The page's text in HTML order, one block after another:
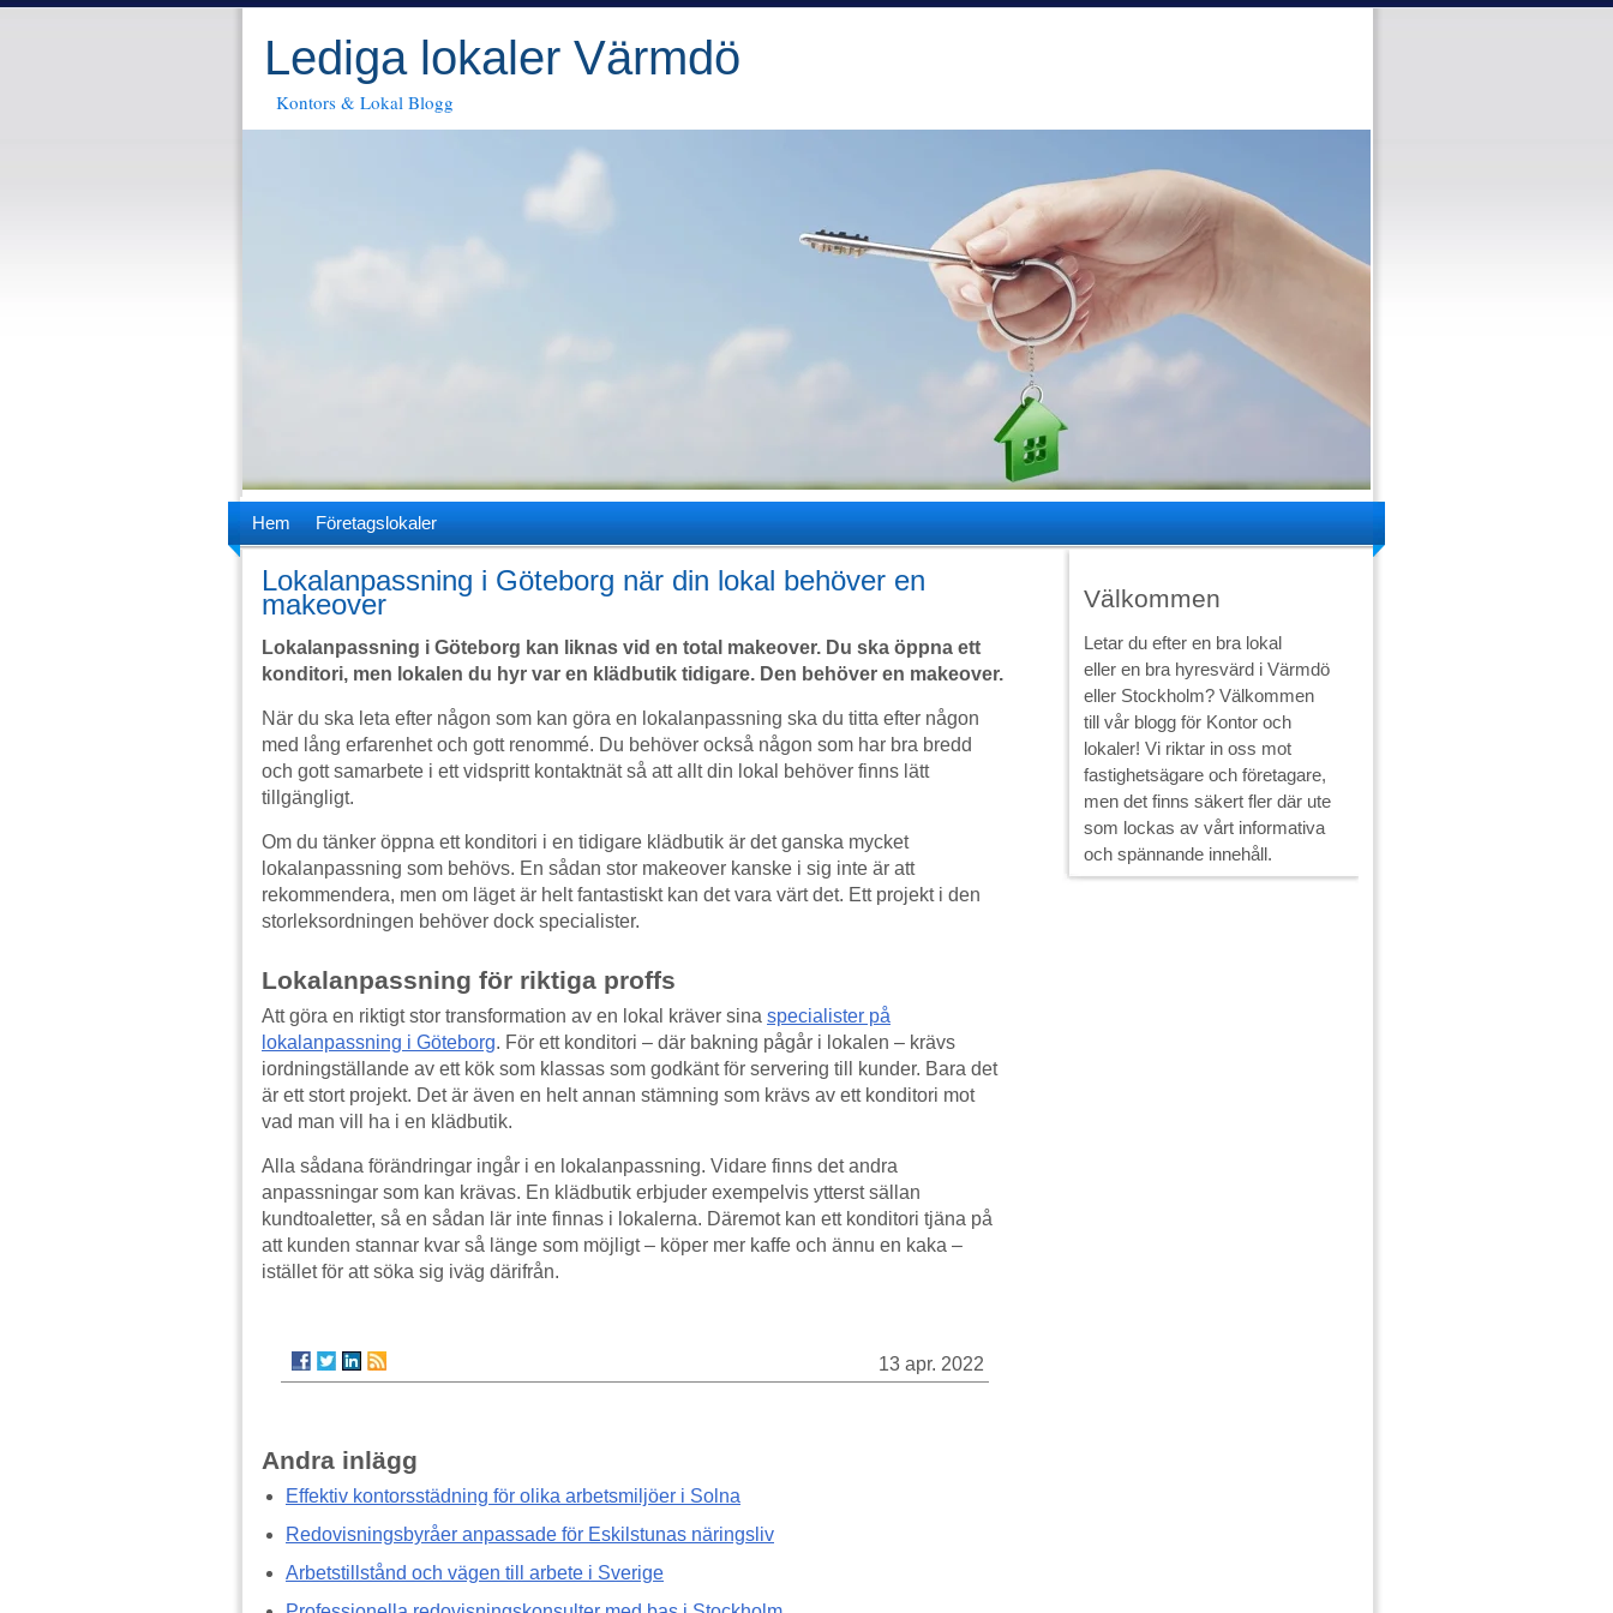
Lediga lokaler Värmdö
Kontors & Lokal Blogg
Hem Företagslokaler
Lokalanpassning i Göteborg när din lokal behöver en
makeover
Lokalanpassning i Göteborg kan liknas vid en total makeover. Du ska öppna ett
konditori, men lokalen du hyr var en klädbutik tidigare. Den behöver en makeover.
När du ska leta efter någon som kan göra en lokalanpassning ska du titta efter någon
med lång erfarenhet och gott renommé. Du behöver också någon som har bra bredd
och gott samarbete i ett vidspritt kontaktnät så att allt din lokal behöver finns lätt
tillgängligt.
Om du tänker öppna ett konditori i en tidigare klädbutik är det ganska mycket
lokalanpassning som behövs. En sådan stor makeover kanske i sig inte är att
rekommendera, men om läget är helt fantastiskt kan det vara värt det. Ett projekt i den
storleksordningen behöver dock specialister.
Lokalanpassning för riktiga proffs
Att göra en riktigt stor transformation av en lokal kräver sina specialister på
lokalanpassning i Göteborg. För ett konditori – där bakning pågår i lokalen – krävs
iordningställande av ett kök som klassas som godkänt för servering till kunder. Bara det
är ett stort projekt. Det är även en helt annan stämning som krävs av ett konditori mot
vad man vill ha i en klädbutik.
Alla sådana förändringar ingår i en lokalanpassning. Vidare finns det andra
anpassningar som kan krävas. En klädbutik erbjuder exempelvis ytterst sällan
kundtoaletter, så en sådan lär inte finnas i lokalerna. Däremot kan ett konditori tjäna på
att kunden stannar kvar så länge som möjligt – köper mer kaffe och ännu en kaka –
istället för att söka sig iväg därifrån.
13 apr. 2022
Andra inlägg
Effektiv kontorsstädning för olika arbetsmiljöer i Solna
Redovisningsbyråer anpassade för Eskilstunas näringsliv
Arbetstillstånd och vägen till arbete i Sverige
Välkommen
Letar du efter en bra lokal
eller en bra hyresvärd i Värmdö
eller Stockholm? Välkommen
till vår blogg för Kontor och
lokaler! Vi riktar in oss mot
fastighetsägare och företagare,
men det finns säkert fler där ute
som lockas av vårt informativa
och spännande innehåll.